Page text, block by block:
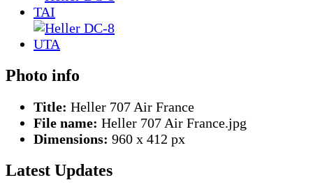
Photo info
Title: Heller 707 Air France
File name: Heller 707 Air France.jpg
Dimensions: 960 x 412 px
Latest Updates